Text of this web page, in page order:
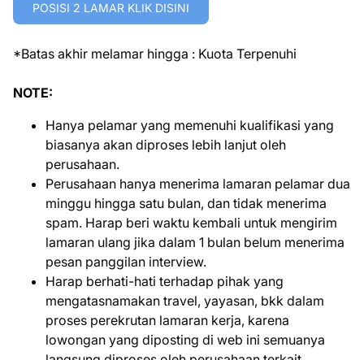
POSISI 2 LAMAR KLIK DISINI
*Batas akhir melamar hingga : Kuota Terpenuhi
NOTE:
Hanya pelamar yang memenuhi kualifikasi yang
biasanya akan diproses lebih lanjut oleh
perusahaan.
Perusahaan hanya menerima lamaran pelamar dua
minggu hingga satu bulan, dan tidak menerima
spam. Harap beri waktu kembali untuk mengirim
lamaran ulang jika dalam 1 bulan belum menerima
pesan panggilan interview.
Harap berhati-hati terhadap pihak yang
mengatasnamakan travel, yayasan, bkk dalam
proses perekrutan lamaran kerja, karena
lowongan yang diposting di web ini semuanya